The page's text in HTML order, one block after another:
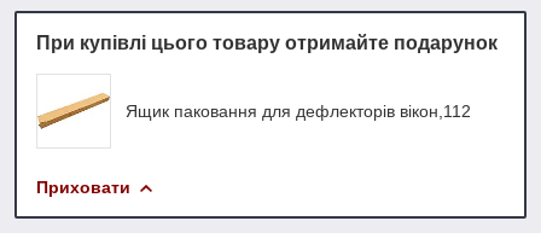
При купівлі цього товару отримайте подарунок
Ящик паковання для дефлекторів вікон,112
Приховати